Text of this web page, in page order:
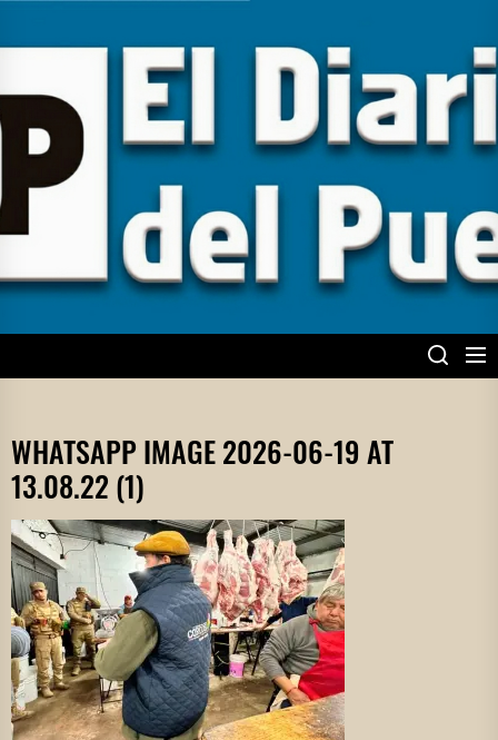
content
EL DIARIO DEL
PUEBLO
WHATSAPP IMAGE 2026-06-19 AT
13.08.22 (1)